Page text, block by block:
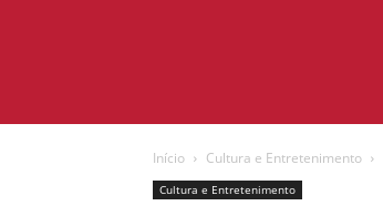
Início Cultura e Entretenimento
Cultura e Entretenimento